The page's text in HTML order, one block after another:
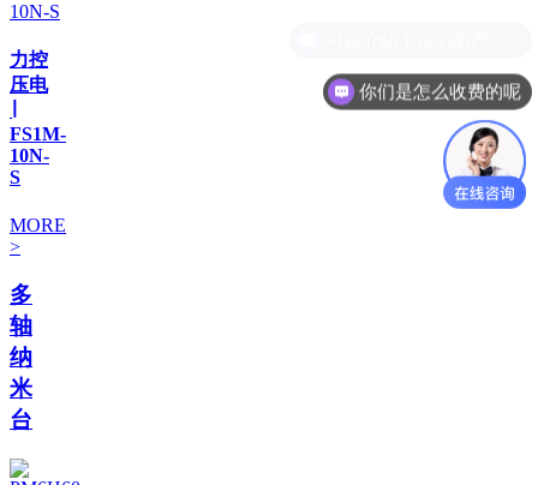
力控
压电
FS1M-
10N-
S
MORE
>
多
轴
纳
米
台
你们是怎么收费的呢